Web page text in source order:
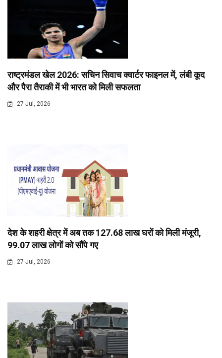
राष्ट्रमंडल खेल 2026: सचिन सिवाच क्वार्टर फाइनल में, लंबी कूद
और पैरा तैराकी में भी भारत को मिली सफलता
27 Jul, 2026
देश के शहरी क्षेत्र में अब तक 127.68 लाख घरों को मिली मंजूरी,
99.07 लाख लोगों को सौंपे गए
27 Jul, 2026